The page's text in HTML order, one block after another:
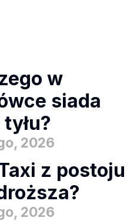
w
siada
2026
z postoju
2026